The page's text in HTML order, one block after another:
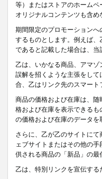
等）またはストアのホーム
オリジナルコンテンツも含め
期間限定のプロモーション
するものとします。例えば
であると記載した場合は、
乙は、いかなる商品、アマ
誤解を招くような主張をし
合、乙はリンク先のスマー
商品の価格および在庫は、
格および在庫を表示できる
の価格および在庫のデータを
さらに、乙が乙のサイトに
ェブサイトまたはその他の
供される商品の「新品」の
乙は、特別リンクを宣伝す